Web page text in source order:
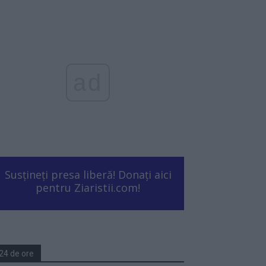
Susțineți presa liberă! Donați aici
pentru Ziaristii.com!
de ore